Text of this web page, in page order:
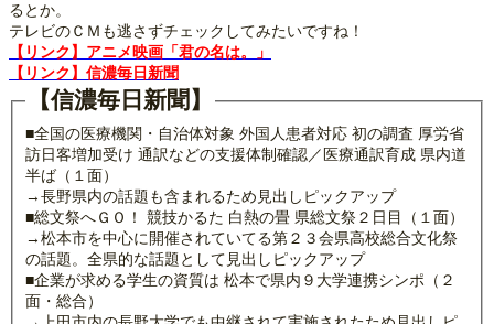
るとか。
テレビのＣＭも逃さずチェックしてみたいですね！
【リンク】アニメ映画「君の名は。」
【リンク】信濃毎日新聞
【信濃毎日新聞】
■全国の医療機関・自治体対象 外国人患者対応 初の調査 厚労省
訪日客増加受け 通訳などの支援体制確認／医療通訳育成 県内道
半ば（１面）
→長野県内の話題も含まれるため見出しピックアップ
■総文祭へＧＯ！ 競技かるた 白熱の畳 県総文祭２日目（１面）
→松本市を中心に開催されていてる第２３会県高校総合文化祭
の話題。全県的な話題として見出しピックアップ
■企業が求める学生の資質は 松本で県内９大学連携シンポ（２
面・総合）